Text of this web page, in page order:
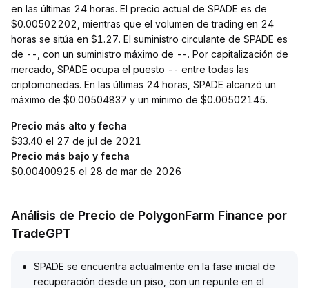
en las últimas 24 horas. El precio actual de SPADE es de
$0.00502202, mientras que el volumen de trading en 24
horas se sitúa en $1.27. El suministro circulante de SPADE es
de --, con un suministro máximo de --. Por capitalización de
mercado, SPADE ocupa el puesto -- entre todas las
criptomonedas. En las últimas 24 horas, SPADE alcanzó un
máximo de $0.00504837 y un mínimo de $0.00502145.
Precio más alto y fecha
$33.40 el 27 de jul de 2021
Precio más bajo y fecha
$0.00400925 el 28 de mar de 2026
Análisis de Precio de PolygonFarm Finance por
TradeGPT
SPADE se encuentra actualmente en la fase inicial de
recuperación desde un piso, con un repunte en el